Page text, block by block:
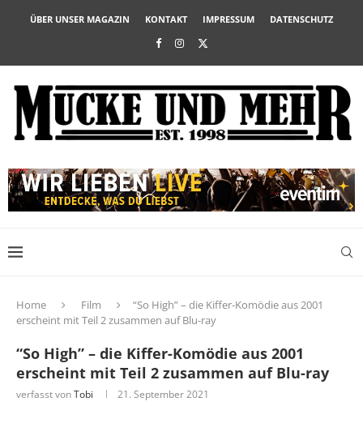
ÜBER UNSER MAGAZIN KONTAKT IMPRESSUM DATENSCHUTZ
Home Film
“So High” – die Kiffer-Komödie aus 2001
erscheint mit Teil 2 zusammen auf Blu-ray
“So High” – die Kiffer-Komödie aus 2001
erscheint mit Teil 2 zusammen auf Blu-ray
verfasst vonTobi 21. September 2021